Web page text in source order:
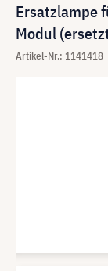
Ersatzlampe
Modul
Artikel-Nr.: 1141418